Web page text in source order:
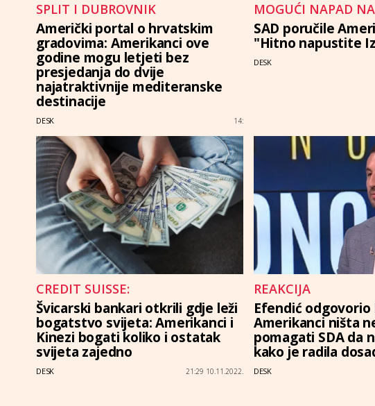
SPLIT I DUBROVNIK
Američki portal o hrvatskim
gradovima: Amerikanci ove
godine mogu letjeti bez
presjedanja do dvije
najatraktivnije mediteranske
destinacije
DESK 14:
MOGUĆI NAPAD
SAD poručile
"Hitno napustite
DESK
CREDIT SUISSE:
Švicarski bankari otkrili gdje leži
bogatstvo svijeta: Amerikanci i
Kinezi bogati koliko i ostatak
svijeta zajedno
DESK 21:29 10.11.2022.
REAKCIJA
Efendić odgovorio
Amerikanci ništa
pomagati SDA da
kako je radila
DESK